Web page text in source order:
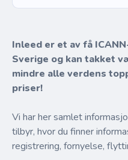
Inleed er et av få
Sverige og kan takket
mindre alle verdens
priser!
Vi har her samlet
tilbyr, hvor du finner
registrering, fornyelse,